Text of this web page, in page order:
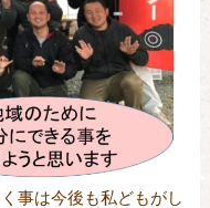
事は今後も私どもがし